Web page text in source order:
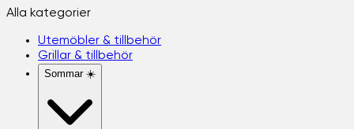
Alla kategorier
Utemöbler & tillbehör
Grillar & tillbehör
Sommar ☀️